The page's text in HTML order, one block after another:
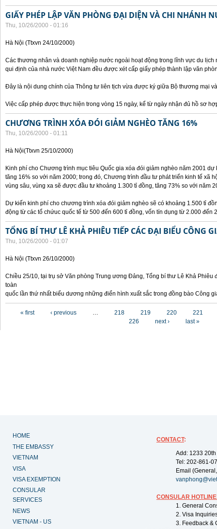
GIẤY PHÉP LẬP VĂN PHÒNG ĐẠI DIỆN VÀ CHI NHÁNH
Thu, 10/26/2000 - 01:16
Hà Nội (Ttxvn 24/10/2000)
Các thương nhân và doanh nghiệp nước ngoài hoạt động trong lĩnh vực du lịch
qui định của nhà nước Việt Nam đều được xét cấp giấy phép thành lập văn
Đây là nội dung chính của Thông tư liên tịch vừa được ký giữa Bộ thương mại
Việc cấp phép được thực hiện trong vòng 15 ngày, kể từ ngày nhận đủ hồ sơ
CHƯƠNG TRÌNH XÓA ĐÓI GIẢM NGHÈO TĂNG 16%
Thu, 10/26/2000 - 01:11
Hà Nội(Ttxvn 25/10/2000)
Kinh phí cho Chương trình mục tiêu Quốc gia xóa đói giảm nghèo năm 2001
tăng 16% so với năm 2000; trong đó, Chương trình đầu tư phát triển kinh tế xã
vùng sâu, vùng xa sẽ được đầu tư khoảng 1.300 tỉ đồng, tăng 73% so với năm
Dự kiến kinh phí cho chương trình xóa đói giảm nghèo sẽ có khoảng 1.500 tỉ
động từ các tổ chứuc quốc tế từ 500 đến 600 tỉ đồng, vốn tín dụng từ 2.000 đến
TỔNG BÍ THƯ LÊ KHẢ PHIÊU TIẾP CÁC ĐẠI BIỂU CÔNG
Thu, 10/26/2000 - 01:07
Hà Nội (Ttxvn 26/10/2000)
Chiều 25/10, tại trụ sở Văn phòng Trung ương Đảng, Tổng bí thư Lê Khả Phiêu
toàn
quốc lần thứ nhất biểu dương những điển hình xuất sắc trong đồng bào Công
« first ‹ previous … 218 219 220
221
226
next › last »
HOME
THE EMBASSY
VIETNAM
VISA
VISA EXEMPTION
CONSULAR
SERVICES
NEWS
VIETNAM - US
CONTACT:
Add: 1233
Tel: 202-861-
Email
CONSULAR
1. General
2. Visa
3. Feedback &